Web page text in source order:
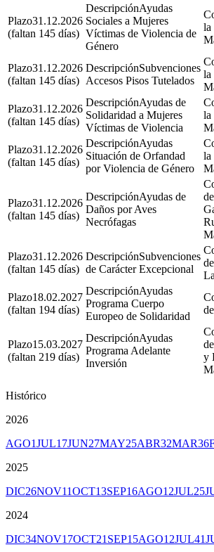
31.12.2026
(faltan 145 días)
Ayudas
Sociales a Mujeres
Víctimas de Violencia de
Género
la
31.12.2026
(faltan 145 días)
Subvenciones
Accesos Pisos Tutelados
la
31.12.2026
(faltan 145 días)
Ayudas de
Solidaridad a Mujeres
Víctimas de Violencia
la
31.12.2026
(faltan 145 días)
Ayudas
Situación de Orfandad
por Violencia de Género
la
31.12.2026
(faltan 145 días)
Ayudas de
Daños por Aves
Necrófagas
31.12.2026
(faltan 145 días)
Subvenciones
de Carácter Excepcional
18.02.2027
(faltan 194 días)
Ayudas
Programa Cuerpo
Europeo de Solidaridad
15.03.2027
(faltan 219 días)
Ayudas
Programa Adelante
Inversión
y
Histórico
2026
AGO1JUL17JUN27MAY25ABR32MAR36
2025
DIC26NOV11OCT13SEP16AGO12JUL25
2024
DIC34NOV17OCT21SEP15AGO12JUL41